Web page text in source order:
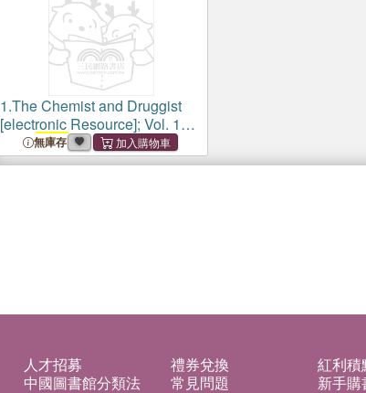
1.The Chemist and Druggist
[electronic Resource]; Vol. 148
= no.3532(1 Nov. 1947)
無庫存
人才招募 禮券兌換
紅利積
中國圖書館分類法 常見問題
新手購